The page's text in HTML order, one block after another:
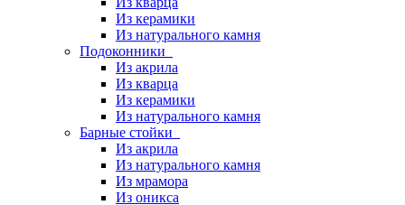
Из керамики
Из натурального камня
Подоконники
Из акрила
Из кварца
Из керамики
Из натурального камня
Барные стойки
Из акрила
Из натурального камня
Из мрамора
Из оникса